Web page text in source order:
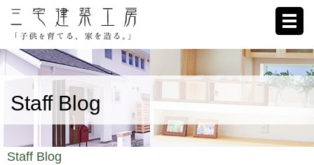
ホーム
家への想い
施工例
Staff Blog
Staff Blog